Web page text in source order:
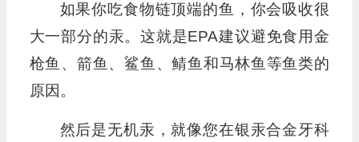
如果你吃食物链顶端的鱼，你会吸收很
大一部分的汞。这就是EPA建议避免食用金
枪鱼、箭鱼、鲨鱼、鲭鱼和马林鱼等鱼类的
原因。
然后是无机汞，就像您在银汞合金牙科